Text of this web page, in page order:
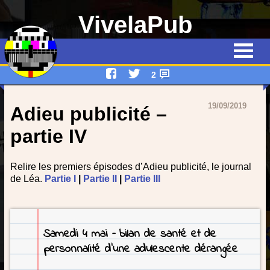
VivelaPub
Quiz
Emissions
Devenez rédacteur !
Contact
2
19/09/2019
Adieu publicité –
partie IV
Relire les premiers épisodes d’Adieu publicité, le journal
de Léa. Partie I Partie II Partie III
Samedi 4 mai – bilan de santé et de
personnalité d’une adulescente dérangée